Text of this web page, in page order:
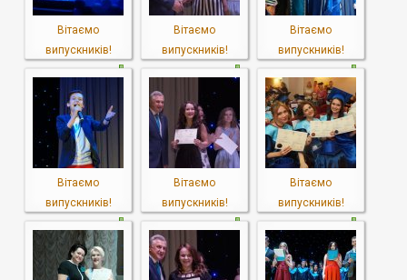
Вітаємо
випускників!
Вітаємо
випускників!
Вітаємо
випускників!
Вітаємо
випускників!
Вітаємо
випускників!
Вітаємо
випускників!